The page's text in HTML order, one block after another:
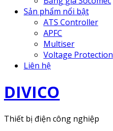
Sản phẩm nổi bật
ATS Controller
APFC
Multiser
Voltage Protection
Liên hệ
DIVICO
Thiết bị điện công nghiệp